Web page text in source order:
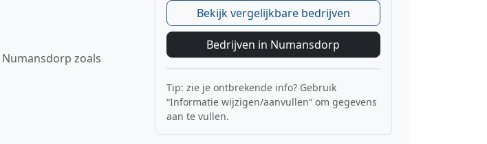
zoals
Bekijk vergelijkbare bedrijven
Bedrijven in Numansdorp
Tip: zie je ontbrekende info? Gebruik
“Informatie wijzigen/aanvullen” om gegevens
aan te vullen.